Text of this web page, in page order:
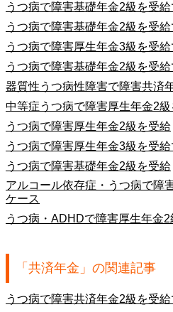
うつ病で障害基礎年金2級を受
うつ病で障害基礎年金2級を受
うつ病で障害厚生年金3級を受
うつ病で障害基礎年金2級を受
器質性うつ病性障害で障害共済
中等症うつ病で障害厚生年金2
うつ病で障害厚生年金2級を受給
うつ病で障害厚生年金3級を受
うつ病で障害基礎年金2級を受給
アルコール依存症・うつ病で障
ケース
うつ病・ADHDで障害厚生年金
「共済年金」の関連記事
うつ病で障害共済年金2級を受